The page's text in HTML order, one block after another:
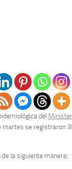
del
martes se registraron
la siguiente manera: